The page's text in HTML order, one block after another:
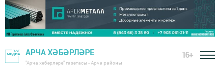
АРЧА ХӘБӘРЛӘРЕ
"Арча хәбәрләре" газетасы - Арча районы
16+